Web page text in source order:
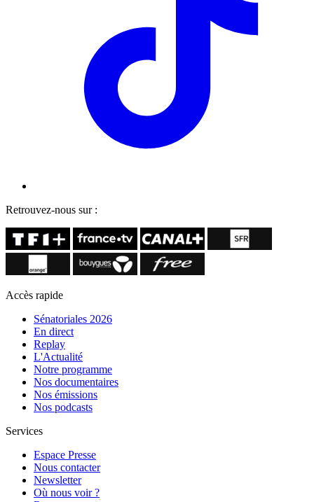
Retrouvez-nous sur :
Accès rapide
Sénatoriales 2026
En direct
Replay
L'Actualité
Notre programme
Nos documentaires
Nos émissions
Nos podcasts
Services
Espace Presse
Nous contacter
Newsletter
Où nous voir ?